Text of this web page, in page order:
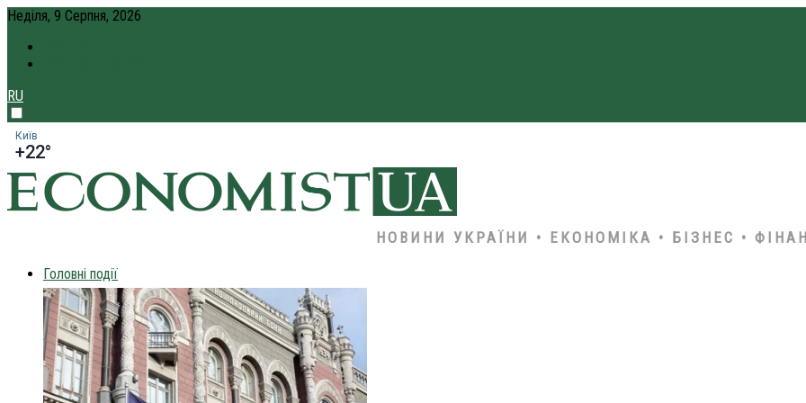
Неділя, 9 Серпня, 2026
RU
Київ
+22°
НОВИНИ УКРАЇНИ • ЕКОНОМІКА • БІЗНЕС •
Головні події